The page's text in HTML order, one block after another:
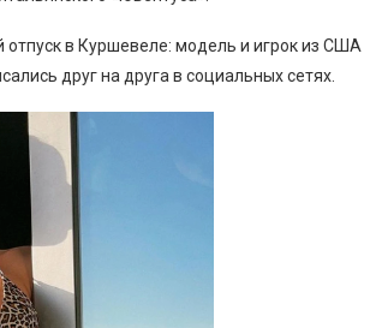
в Куршевеле: модель и игрок из США
друг на друга в социальных сетях.